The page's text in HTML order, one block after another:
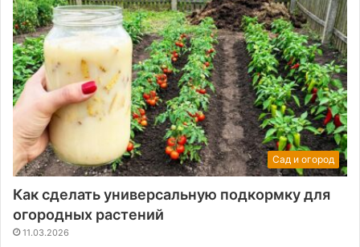
Сад и огород
Как сделать универсальную подкормку для
огородных растений
11.03.2026